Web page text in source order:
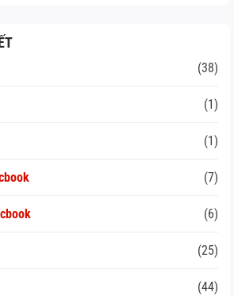
(38)
(1)
(1)
(7)
(6)
(25)
(44)